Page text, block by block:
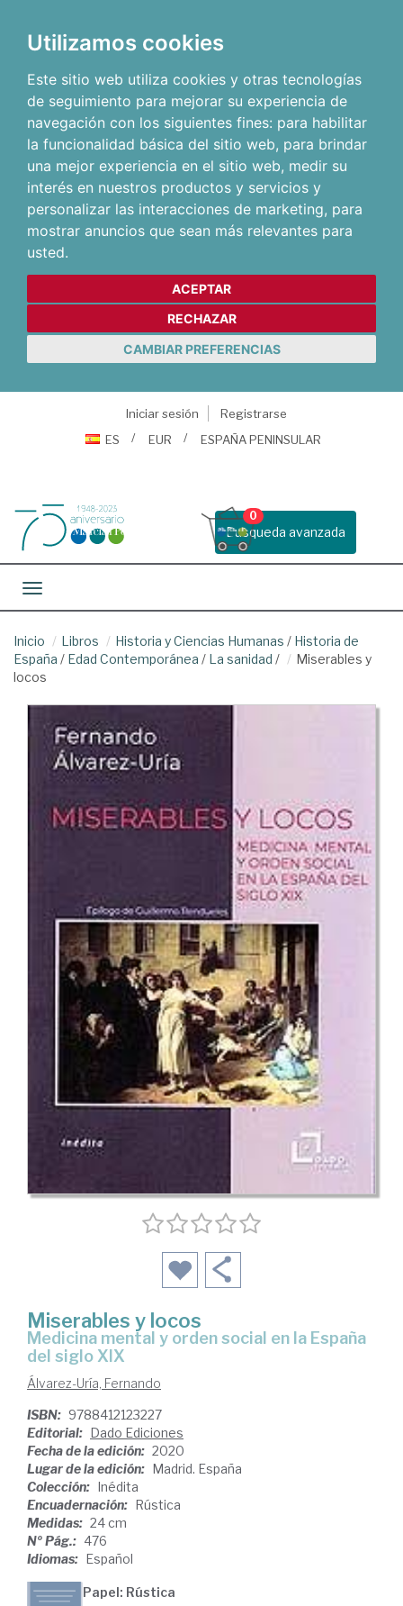
Utilizamos cookies
Este sitio web utiliza cookies y otras tecnologías
de seguimiento para mejorar su experiencia de
navegación con los siguientes fines: para habilitar
la funcionalidad básica del sitio web, para brindar
una mejor experiencia en el sitio web, medir su
interés en nuestros productos y servicios y
personalizar las interacciones de marketing, para
mostrar anuncios que sean más relevantes para
usted.
ACEPTAR
RECHAZAR
CAMBIAR PREFERENCIAS
Iniciar sesión
Registrarse
ES
EUR ESPAÑA PENINSULAR
Busqueda avanzada
0
Toggle navigation
Inicio Libros Historia y Ciencias Humanas / Historia de
España / Edad Contemporánea / La sanidad /
Miserables y
locos
Miserables y locos
medicina mental y orden social en la España
del siglo XIX
Álvarez-Uría, Fernando
ISBN: 9788412123227
Editorial: Dado Ediciones
Fecha de la edición: 2020
Lugar de la edición: Madrid. España
Colección: Inédita
Encuadernación: Rústica
Medidas: 24 cm
Nº Pág.: 476
Idiomas: Español
Papel: Rústica